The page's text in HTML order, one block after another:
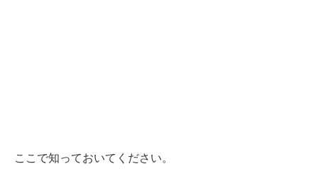
ここで知っておいてください。